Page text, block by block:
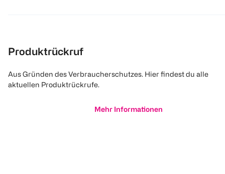
Produktrückruf
Aus Gründen des Verbraucherschutzes. Hier findest du alle
aktuellen Produktrückrufe.
Mehr Informationen